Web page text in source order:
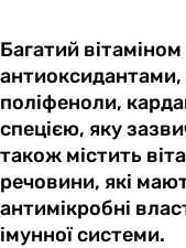
Багатий вітаміном
поліфеноли,
спецією, яку
також містить
речовини, які
антимікробні
імунної системи.